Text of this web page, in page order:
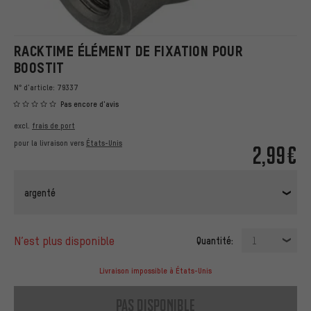
RACKTIME ÉLÉMENT DE FIXATION POUR
BOOSTIT
N° d'article: 79337
Pas encore d'avis
2,99€
excl. frais de port
pour la livraison vers États-Unis
argenté
n’est plus disponible Quantité: 1
Livraison impossible à États-Unis
pas disponible